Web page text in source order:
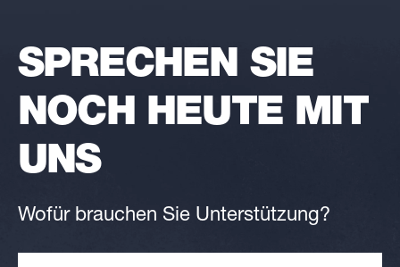
SPRECHEN SIE
NOCH HEUTE MIT
UNS
Wofür brauchen Sie Unterstützung?